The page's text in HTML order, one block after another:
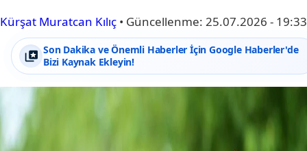
Kürşat Muratcan Kılıç • Güncellenme: 25.07.2026 - 19:33
Son Dakika ve Önemli Haberler İçin Google Haberler'de
Bizi Kaynak Ekleyin!